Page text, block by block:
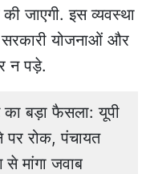
जाएगी. इस व्यवस्था
सरकारी योजनाओं और
न पड़े.
का बड़ा फैसला: यूपी
पर रोक, पंचायत
मांगा जवाब